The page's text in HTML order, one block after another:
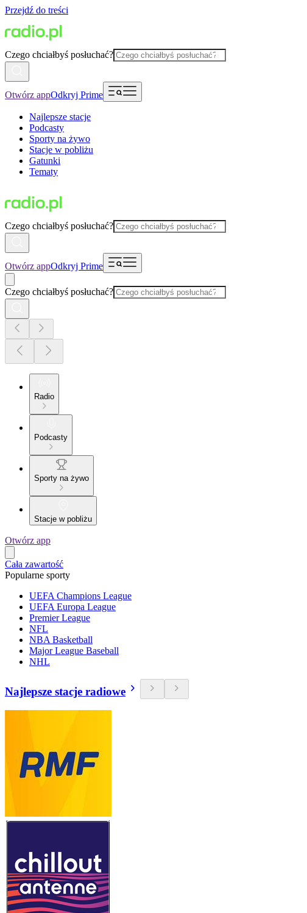
Przejdź do treści
Czego chciałbyś posłuchać?
Otwórz appOdkryj Prime
Najlepsze stacje
Podcasty
Sporty na żywo
Stacje w pobliżu
Gatunki
Tematy
Czego chciałbyś posłuchać?
Otwórz appOdkryj Prime
Czego chciałbyś posłuchać?
Radio
Podcasty
Sporty na żywo
Stacje w pobliżu
Otwórz app
Cała zawartość
Popularne sporty
UEFA Champions League
UEFA Europa League
Premier League
NFL
NBA Basketball
Major League Baseball
NHL
Najlepsze stacje radiowe